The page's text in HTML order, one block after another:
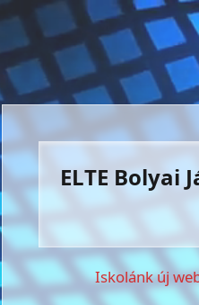
ELTE Bolyai
Iskolánk új